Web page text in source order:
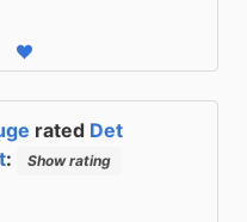
status
Like status
rated Det
:
Show rating